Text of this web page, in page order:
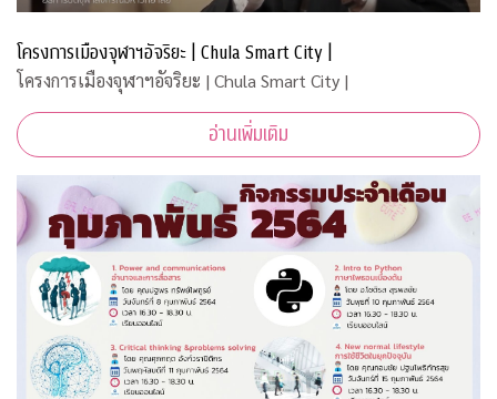
โครงการเมืองจุฬาฯอัจริยะ | Chula Smart City |
โครงการเมืองจุฬาฯอัจริยะ | Chula Smart City |
อ่านเพิ่มเติม